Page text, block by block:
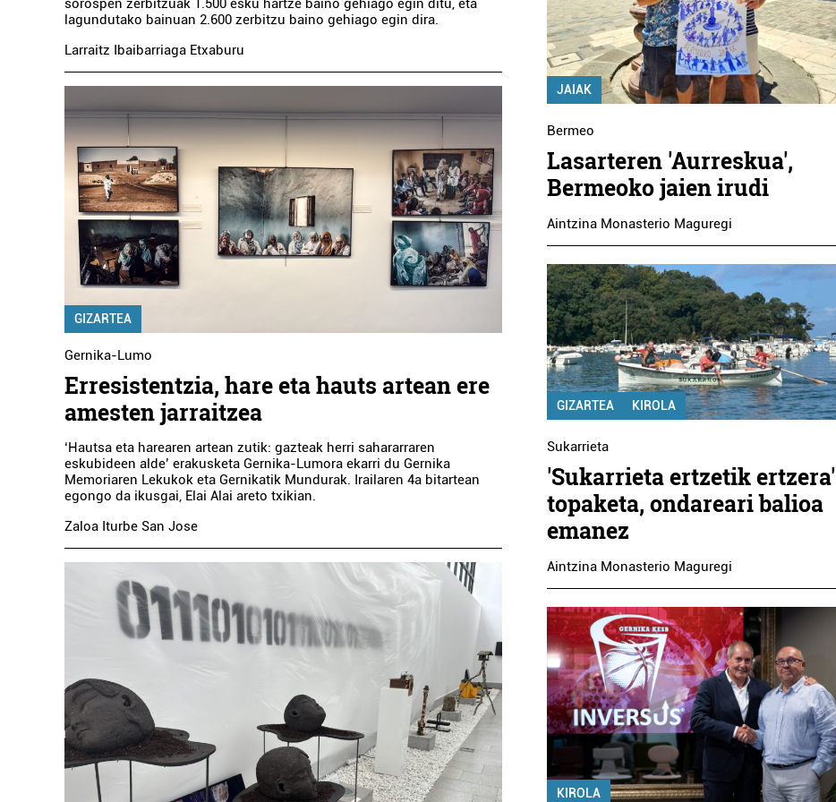
sorospen zerbitzuak 1.500 esku hartze baino gehiago egin ditu, eta
lagundutako bainuan 2.600 zerbitzu baino gehiago egin dira.
Larraitz Ibaibarriaga Etxaburu
GIZARTEA
Gernika-Lumo
Erresistentzia, hare eta hauts artean ere
amesten jarraitzea
‘Hautsa eta harearen artean zutik: gazteak herri sahararraren
eskubideen alde’ erakusketa Gernika-Lumora ekarri du Gernika
Memoriaren Lekukok eta Gernikatik Mundurak. Irailaren 4a bitartean
egongo da ikusgai, Elai Alai areto txikian.
Zaloa Iturbe San Jose
JAIAK
Bermeo
Lasarteren 'Aurreskua',
Bermeoko jaien irudi
Aintzina Monasterio Maguregi
GIZARTEA KIROLA
Sukarrieta
'Sukarrieta ertzetik ertzera'
topaketa, ondareari balioa
emanez
Aintzina Monasterio Maguregi
KIROLA